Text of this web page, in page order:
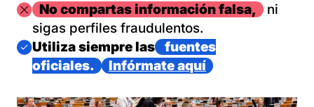
ImagenNo compartas información falsa,
ni
sigas perfiles fraudulentos.
Imagen
Utiliza siempre las
fuentes
oficiales.
Infórmate aquí